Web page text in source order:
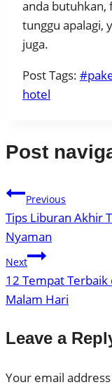
anda butuhkan,
tunggu apalagi,
juga.
Post Tags: #
hotel
Post
Previous
Tips Liburan Akhir
Nyaman
Next
12 Tempat
Malam Hari
Leave a
Your email